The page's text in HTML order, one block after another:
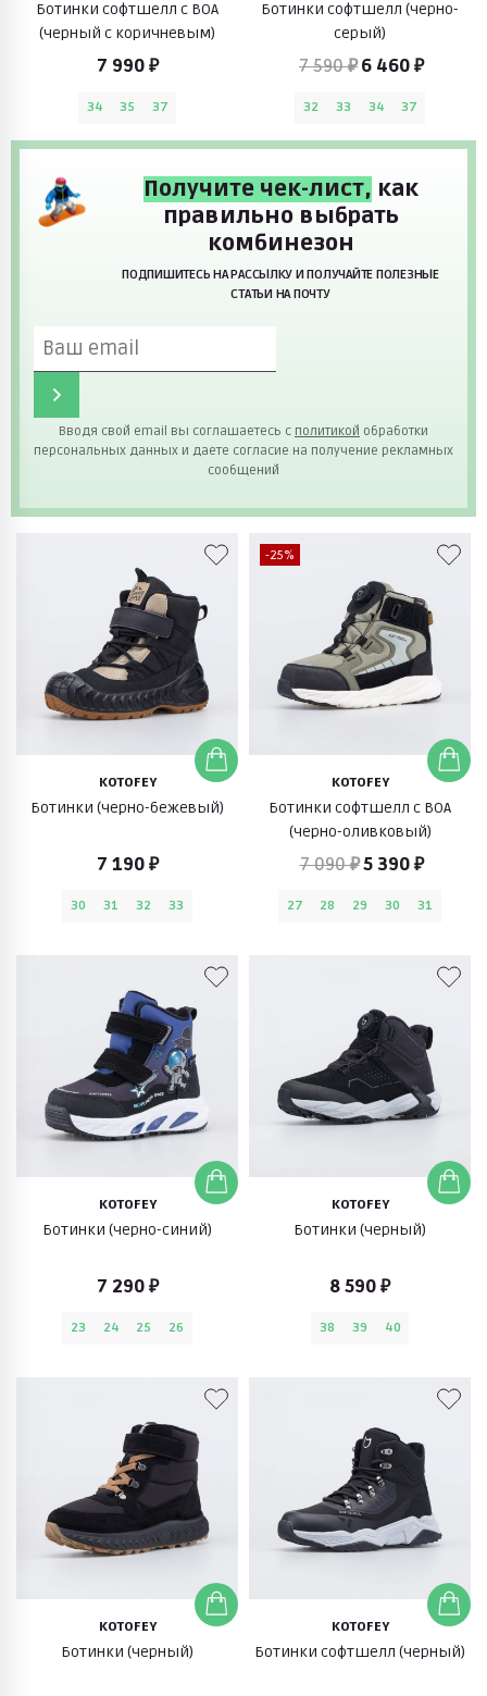
Ботинки софтшелл с BOA
(черный с коричневым)
7 990 ₽
34 35 37
Ботинки софтшелл (черно-
серый)
7 590 ₽ 6 460 ₽
32 33 34 37
Получите чек-лист, как
правильно выбрать
комбинезон
ПОДПИШИТЕСЬ НА РАССЫЛКУ И ПОЛУЧАЙТЕ ПОЛЕЗНЫЕ
СТАТЬИ НА ПОЧТУ
Вводя свой email вы соглашаетесь с политикой обработки
персональных данных и даете согласие на получение рекламных
сообщений
KOTOFEY
Ботинки (черно-бежевый)
7 190 ₽
30 31 32 33
-25%
KOTOFEY
Ботинки софтшелл с BOA
(черно-оливковый)
7 090 ₽5 390 ₽
27 28 29 30 31
KOTOFEY
Ботинки (черно-синий)
7 290 ₽
23 24 25 26
KOTOFEY
Ботинки (черный)
8 590 ₽
38 39 40
KOTOFEY
Ботинки (черный)
KOTOFEY
Ботинки софтшелл (черный)